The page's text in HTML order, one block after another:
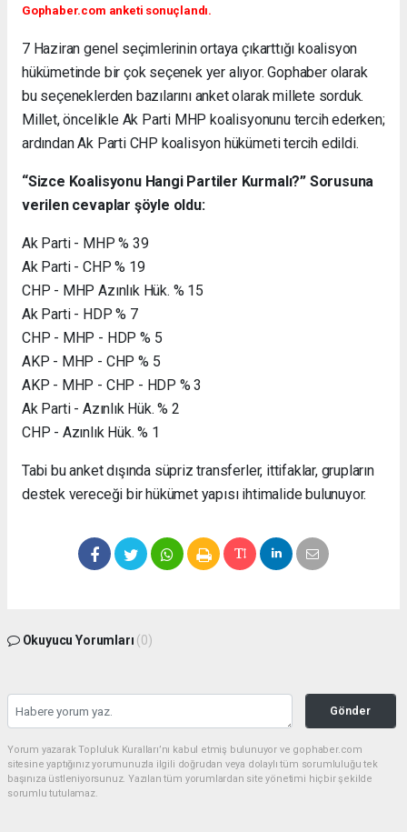
Gophaber.com anketi sonuçlandı.
7 Haziran genel seçimlerinin ortaya çıkarttığı koalisyon
hükümetinde bir çok seçenek yer alıyor. Gophaber olarak
bu seçeneklerden bazılarını anket olarak millete sorduk.
Millet, öncelikle Ak Parti MHP koalisyonunu tercih ederken;
ardından Ak Parti CHP koalisyon hükümeti tercih edildi.
“Sizce Koalisyonu Hangi Partiler Kurmalı?” Sorusuna
verilen cevaplar şöyle oldu:
Ak Parti - MHP % 39
Ak Parti - CHP % 19
CHP - MHP Azınlık Hük. % 15
Ak Parti - HDP % 7
CHP - MHP - HDP % 5
AKP - MHP - CHP % 5
AKP - MHP - CHP - HDP % 3
Ak Parti - Azınlık Hük. % 2
CHP - Azınlık Hük. % 1
Tabi bu anket dışında süpriz transferler, ittifaklar, grupların
destek vereceği bir hükümet yapısı ihtimalide bulunuyor.
Okuyucu Yorumları (0)
Gönder
Yorum yazarak Topluluk Kuralları’nı kabul etmiş bulunuyor ve gophaber.com
sitesine yaptığınız yorumunuzla ilgili doğrudan veya dolaylı tüm sorumluluğu tek
başınıza üstleniyorsunuz. Yazılan tüm yorumlardan site yönetimi hiçbir şekilde
sorumlu tutulamaz.